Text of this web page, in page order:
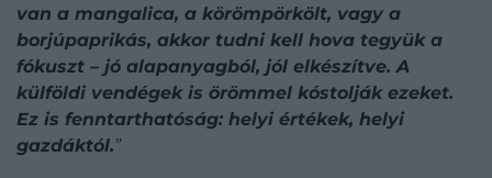
van a mangalica, a körömpörkölt, vagy a
borjúpaprikás, akkor tudni kell hova tegyük a
fókuszt – jó alapanyagból, jól elkészítve. A
külföldi vendégek is örömmel kóstolják ezeket.
Ez is fenntarthatóság: helyi értékek, helyi
gazdáktól.”